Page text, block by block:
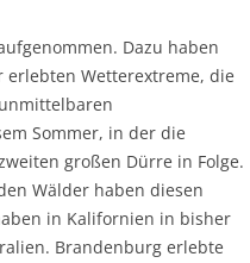
Dazu haben
erlebten Wetterextreme, die
Sommer, in der die
großen Dürre in Folge.
Wälder haben diesen
in Kalifornien in bisher
Brandenburg erlebte